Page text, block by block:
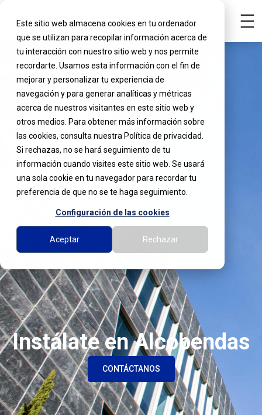
Este sitio web almacena cookies en tu ordenador
que se utilizan para recopilar información acerca de
tu interacción con nuestro sitio web y nos permite
recordarte. Usamos esta información con el fin de
mejorar y personalizar tu experiencia de
navegación y para generar analíticas y métricas
acerca de nuestros visitantes en este sitio web y
otros medios. Para obtener más información sobre
las cookies, consulta nuestra Política de privacidad.
Si rechazas, no se hará seguimiento de tu
información cuando visites este sitio web. Se usará
una sola cookie en tu navegador para recordar tu
preferencia de que no se te haga seguimiento.
Configuración de las cookies
Aceptar Rechazar
Instálate en Alcobendas
CONTÁCTANOS